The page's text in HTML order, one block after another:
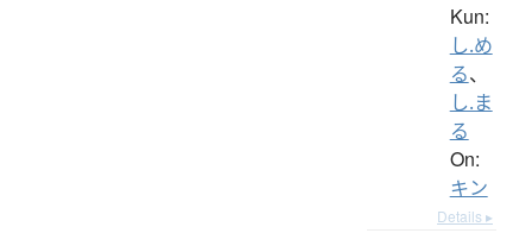
Kun:
し.め
る、
し.ま
る
On:
キン
Details ▸